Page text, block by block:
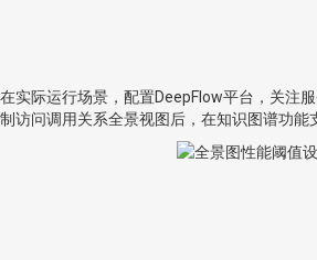
在实际运行场景，配置DeepFlow平台，关注
制访问调用关系全景视图后，在知识图谱功能